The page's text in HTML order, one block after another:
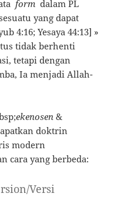
form dalam PL
yang dapat
4:16; Yesaya 44:13] »
tidak berhenti
tetapi dengan
Ia menjadi Allah-
ekenosen &
doktrin
modern
cara yang berbeda:
Versi